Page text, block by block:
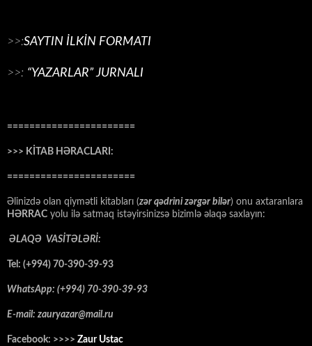
>>:SAYTIN İLKİN FORMATI
>>: “YAZARLAR” JURNALI
=======================
>>> KİTAB HƏRACLARI:
=======================
Əlinizdə olan qiymətli kitabları (zər qədrini zərgər bilər) onu axtaranlara
HƏRRAC yolu ilə satmaq istəyirsinizsə bizimlə əlaqə saxlayın:
ƏLAQƏ VASİTƏLƏRİ:
Tel: (+994) 70-390-39-93
WhatsApp: (+994) 70-390-39-93
E-mail: zauryazar@mail.ru
Facebook: >>>> Zaur Ustac